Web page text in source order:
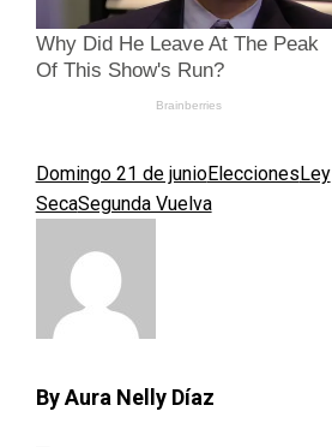
Domingo 21 de junioEleccionesLey
SecaSegunda Vuelva
By Aura Nelly Díaz